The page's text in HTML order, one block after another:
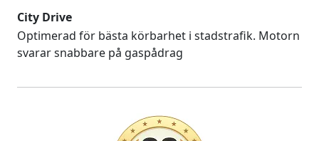
City Drive
Optimerad för bästa körbarhet i stadstrafik. Motorn
svarar snabbare på gaspådrag